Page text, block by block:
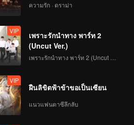
ความรัก · ดราม่า
VIP
เพราะรักนำทาง พาร์ท 2
(Uncut Ver.)
VIP
ฝืนลิขิตฟ้าข้าขอเป็นเซียน
แนวแฟนตาซีลึกลับ